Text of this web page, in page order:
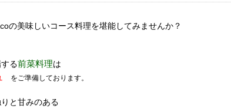
の美味しいコース料理を堪能してみませんか？
る前菜料理は
をご準備しております。
と甘みのある